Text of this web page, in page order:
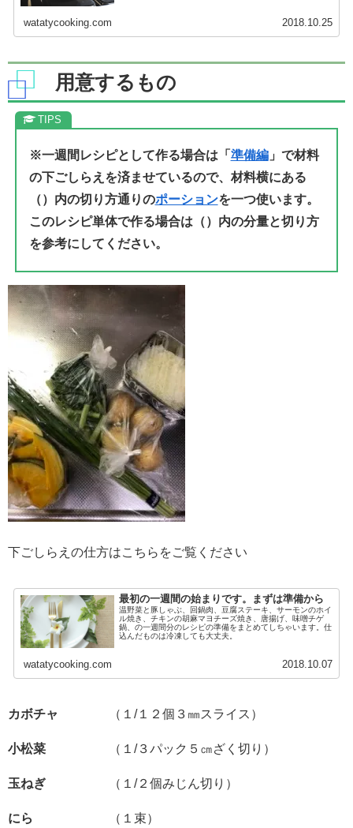
watatycooking.com 2018.10.25
用意するもの
※一週間レシピとして作る場合は「 準備編」で材料
の下ごしらえを済ませているので、材料横にある
（）内の切り方通りのポーションを一つ使います。
このレシピ単体で作る場合は（）内の分量と切り方
を参考にしてください。
下ごしらえの仕方はこちらをご覧ください
最初の一週間の始まりです。まずは準備から
温野菜と豚しゃぶ、回鍋肉、豆腐ステーキ、サーモンのホイ
ル焼き、チキンの胡麻マヨチーズ焼き、唐揚げ、味噌チゲ
鍋、の一週間分のレシピの準備をまとめてしちゃいます。仕
込んだものは冷凍しても大丈夫。
watatycooking.com 2018.10.07
カボチャ （１/１２個３㎜スライス）
小松菜 （１/３パック５㎝ざく切り）
玉ねぎ （１/２個みじん切り）
にら （１束）